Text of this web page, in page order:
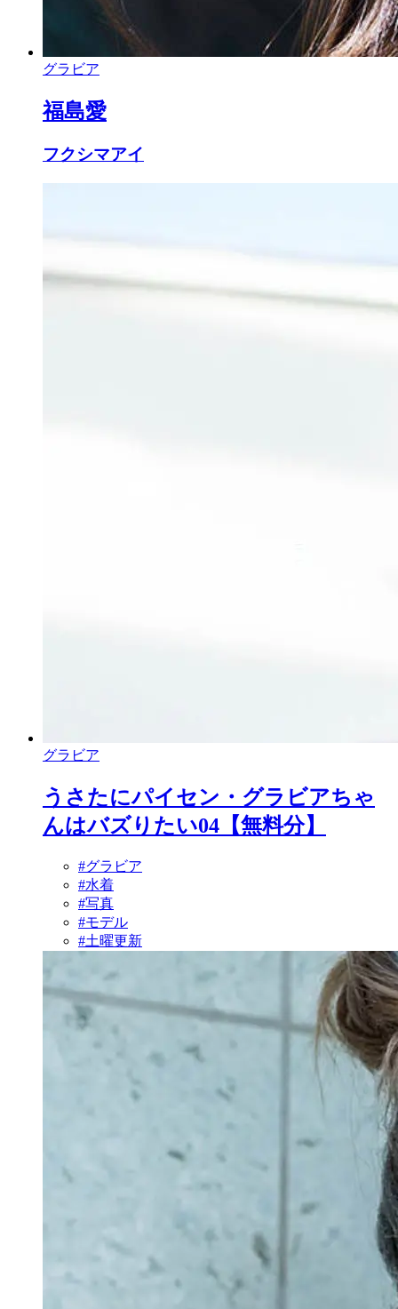
グラビア
福島愛
フクシマアイ
グラビア
うさたにパイセン・グラビアちゃ
んはバズりたい04【無料分】
#グラビア
#水着
#写真
#モデル
#土曜更新